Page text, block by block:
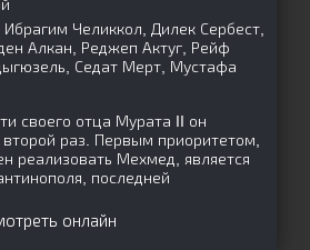
Челиккол, Дилек Сербест,
Алкан, Реджеп Актуг, Рейф
Седат Мерт, Мустафа
своего отца Мурата II он
раз. Первым приоритетом,
реализовать Мехмед, является
последней
онлайн